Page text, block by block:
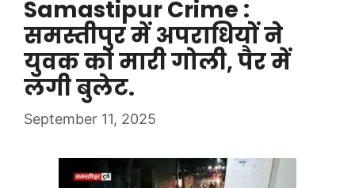
Samastipur Crime :
समस्तीपुर में अपराधियों ने
युवक को मारी गोली, पैर में
लगी बुलेट.
September 11, 2025